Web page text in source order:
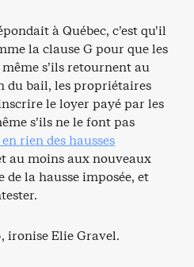
à Québec, c’est qu’il
la clause G pour que les
s’ils retournent au
du bail, les propriétaires
le loyer payé par les
s’ils ne le font pas
en rien des hausses
au moins aux nouveaux
de la hausse imposée, et
ironise Elie Gravel.